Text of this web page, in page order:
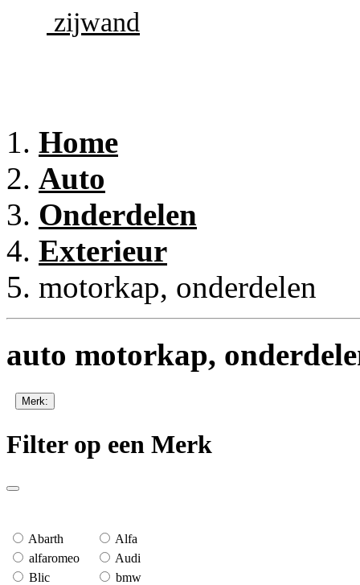
zijwand
Home
Auto
Onderdelen
Exterieur
motorkap, onderdelen
auto motorkap,
Merk:
Filter op een Merk
Abarth
Alfa
alfaromeo
Audi
Blic
bmw